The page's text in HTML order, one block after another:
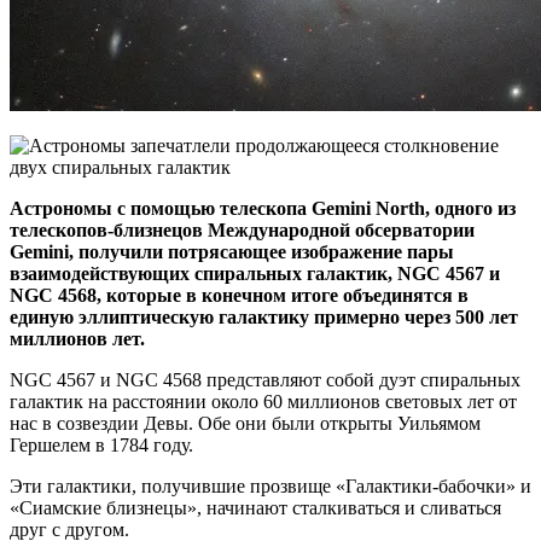
Астрономы с помощью телескопа Gemini North, одного из
телескопов-близнецов Международной обсерватории
Gemini, получили потрясающее изображение пары
взаимодействующих спиральных галактик, NGC 4567 и
NGC 4568, которые в конечном итоге объединятся в
единую эллиптическую галактику примерно через 500 лет
миллионов лет.
NGC 4567 и NGC 4568 представляют собой дуэт спиральных
галактик на расстоянии около 60 миллионов световых лет от
нас в созвездии Девы. Обе они были открыты Уильямом
Гершелем в 1784 году.
Эти галактики, получившие прозвище «Галактики-бабочки» и
«Сиамские близнецы», начинают сталкиваться и сливаться
друг с другом.